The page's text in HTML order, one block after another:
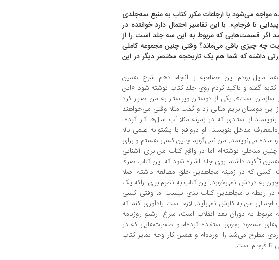
مواجه می‌شود با ارجاعات مکرر کتاب به منبع سه‌جلدی
تا فرجام». با این تفاسیر احتمال دارد خواننده در
اگر قسمت‌هایی که مربوط به این سه جلد است را از
چه چیزی باقی می‌ماند؟ وقتی چنین مجموعه کاملی
داشته که شما هم یک تاریخچه مختصر دیگر در این
مایل بودم این مصاحبه را انجام دهم شرح همین
گفتم و تأکید کردم روی جلد کتاب نوشته شود «این
سازمان است». یکی از دوستان ویراستار به من اصرار کرد
این دوستان برایم مثالی زد و گفت مثلا وقتی می‌خواهند
بنویسند از استادی که در زمینه مثلا آب سال‌ها کار کرده،
مدخل بنویسد. او درواقع با پشتوانه علمی بالا
و ساده می‌نویسد. من نمی‌گویم چنین کسی هستم و برای
مدخلی نوشته‌ام اما در واقع کتاب من برای آشنایی
تأکید داشتم روی جلد اشاره شود که این کتاب صرفا
کسی که در زمینه مجاهدین خلق مطالعه داشته اصلا
چون به دردش نمی‌خورد. این کتاب به نظرم برای ارائه یک
در رابطه با مجاهدین کتاب بدی نیست اما وقتی کسی
اجمالی من به کارش نمی‌آید. لازم است یادآوری کنم که
به دوران بعد انقلاب است، سراغ آرشیو روزنامه
مسعود رجوی استفاده کرده‌ام و صحبت‌هایی که در
مطرح می‌شد را آورده‌ام و همین کار وجه تمایز کتاب
تا فرجام است.